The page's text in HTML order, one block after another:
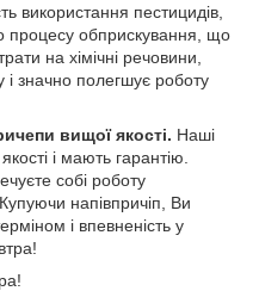
використання пестицидів,
процесу обприскування, що
на хімічні речовини,
і значно полегшує роботу
вищої якості. Наші
і мають гарантію.
собі роботу
напівпричіп, Ви
і впевненість у